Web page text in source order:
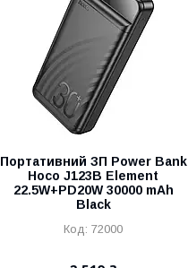
Портативний ЗП Power Bank
Hoco J123B Element
22.5W+PD20W 30000 mAh
Black
72000